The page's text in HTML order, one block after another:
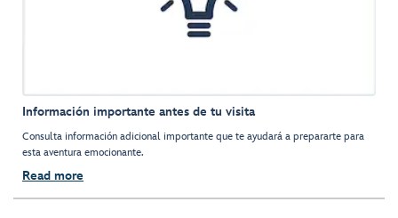
Información importante antes de tu visita
Consulta información adicional importante que te ayudará a prepararte para
esta aventura emocionante.
Read more